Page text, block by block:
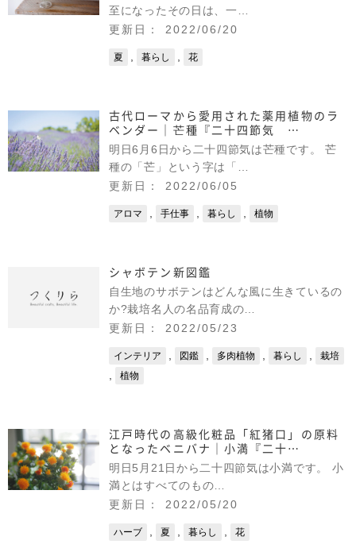
至になったその日は、一…
更新日： 2022/06/20
夏 暮らし 花
古代ローマから愛用された薬用植物のラ
ベンダー｜芒種『二十四節気 …
明日6月6日から二十四節気は芒種です。 芒
種の「芒」という字は「…
更新日： 2022/06/05
アロマ 手仕事 暮らし 植物
シャボテン新図鑑
自生地のサボテンはどんな風に生きているの
か?栽培名人の名品育成の…
更新日： 2022/05/23
インテリア 図鑑 多肉植物 暮らし 栽培
植物
江戸時代の高級化粧品「紅猪口」の原料
となったベニバナ｜小満『二十…
明日5月21日から二十四節気は小満です。 小
満とはすべてのもの…
更新日： 2022/05/20
ハーブ 夏 暮らし 花